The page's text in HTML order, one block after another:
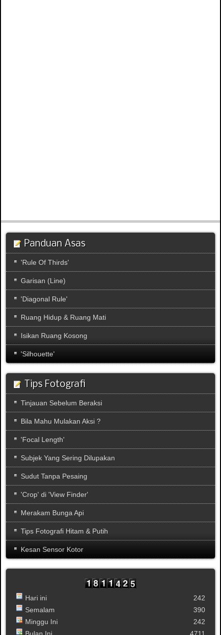
Panduan Asas
'Rule Of Thirds'
Garisan (Line)
'Diagonal Rule'
Ruang Hidup & Ruang Mati
Isikan Ruang Kosong
'Silhouette'
Tips Fotografi
Tinjauan Sebelum Beraksi
Bila Mahu Mulakan Aksi ?
'Focal Length'
Subjek Yang Sering Dilupakan
Sudut Tanpa Pesaing
'Crop' di 'View Finder'
Merakam Bunga Api
Tips Fotografi Hitam & Putih
Kesan Sensor Kotor
Hari ini
Semalam
Minggu Ini
242
390
242